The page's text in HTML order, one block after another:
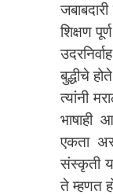
शिक्षण
बुद्धीचे
त्यांनी
भाषाही
एकता
संस्कृती
ते म्हणत